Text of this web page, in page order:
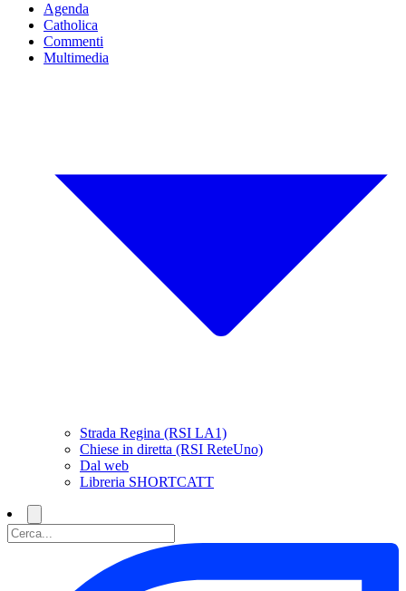
Agenda
Catholica
Commenti
Multimedia
Strada Regina (RSI LA1)
Chiese in diretta (RSI ReteUno)
Dal web
Libreria SHORTCATT